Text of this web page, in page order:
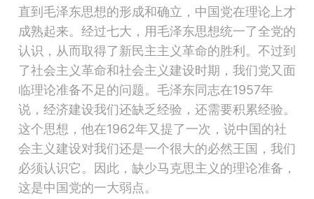
直到毛泽东思想的形成和确立，中国党在理论上才
成熟起来。经过七大，用毛泽东思想统一了全党的
认识，从而取得了新民主主义革命的胜利。不过到
了社会主义革命和社会主义建设时期，我们党又面
临理论准备不足的问题。毛泽东同志在1957年
说，经济建设我们还缺乏经验，还需要积累经验。
这个思想，他在1962年又提了一次，说中国的社
会主义建设对我们还是一个很大的必然王国，我们
必须认识它。
因此 ，缺少马克思主义的理论准备，
这是中国党的一大弱点。